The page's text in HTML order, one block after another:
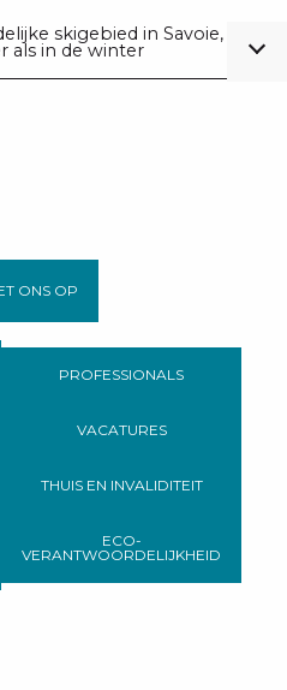
skigebied in Savoie,
als in de winter
ONS OP
PROFESSIONALS
VACATURES
THUIS EN INVALIDITEIT
ECO-
VERANTWOORDELIJKHEID